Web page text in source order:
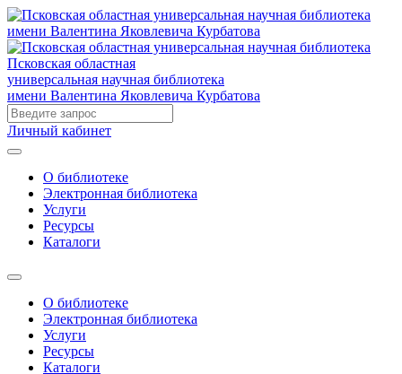
Псковская областная
универсальная научная библиотека
имени Валентина Яковлевича Курбатова
Личный кабинет
О библиотеке
Электронная библиотека
Услуги
Ресурсы
Каталоги
О библиотеке
Электронная библиотека
Услуги
Ресурсы
Каталоги